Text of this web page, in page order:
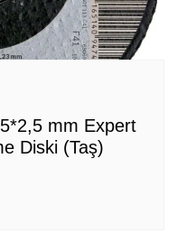
mm Expert
Diski (Taş)